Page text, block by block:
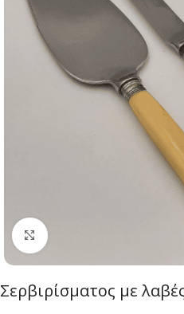
Click to enlarge
Σερβιρίσματος με